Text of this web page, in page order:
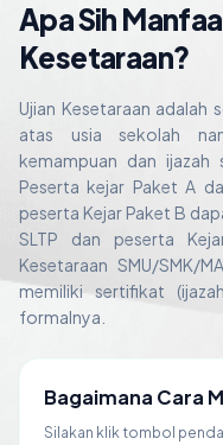
Apa Sih
Kesetaraan?
Ujian Kesetaraan adalah
atas usia sekolah
kemampuan dan ijazah
Peserta kejar Paket A
peserta Kejar Paket B
SLTP dan peserta
Kesetaraan SMU/SMK/
memiliki sertifikat
formalnya.
Bagaimana Cara
Silakan klik tombol